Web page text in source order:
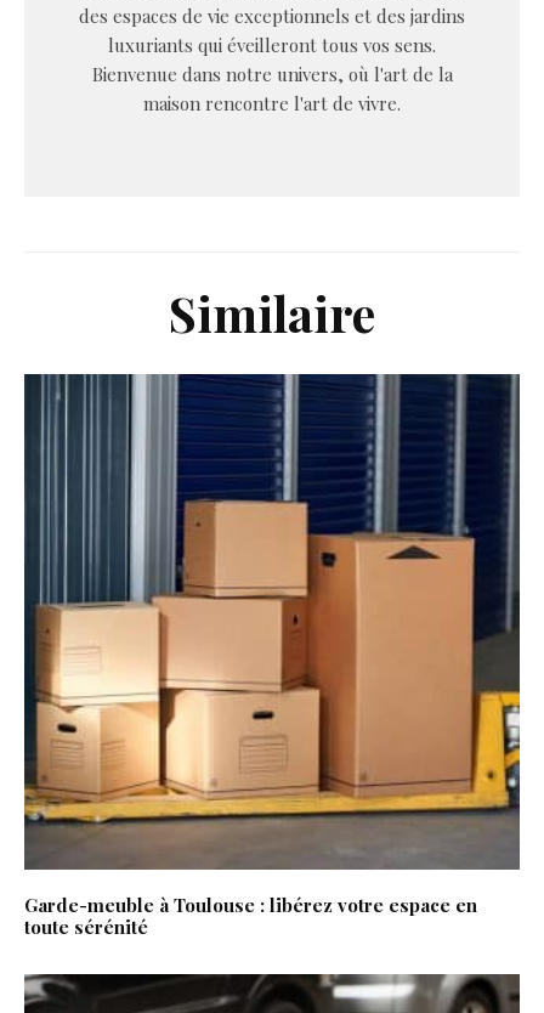
des espaces de vie exceptionnels et des jardins
luxuriants qui éveilleront tous vos sens.
Bienvenue dans notre univers, où l'art de la
maison rencontre l'art de vivre.
Similaire
Garde-meuble à Toulouse : libérez votre espace en
toute sérénité